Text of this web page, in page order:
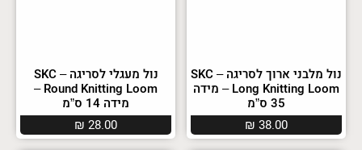
נול מלבני ארוך לסריגה – SKC
Long Knitting Loom – מידה
35 ס”מ
₪ 38.00
נול מעגלי לסריגה – SKC
Round Knitting Loom –
מידה 14 ס”מ
₪ 28.00